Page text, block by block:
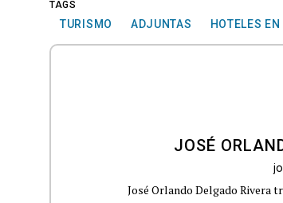
TAGS
TURISMO ADJUNTAS HOTELES
JOSÉ
José Orlando Delgado Rivera